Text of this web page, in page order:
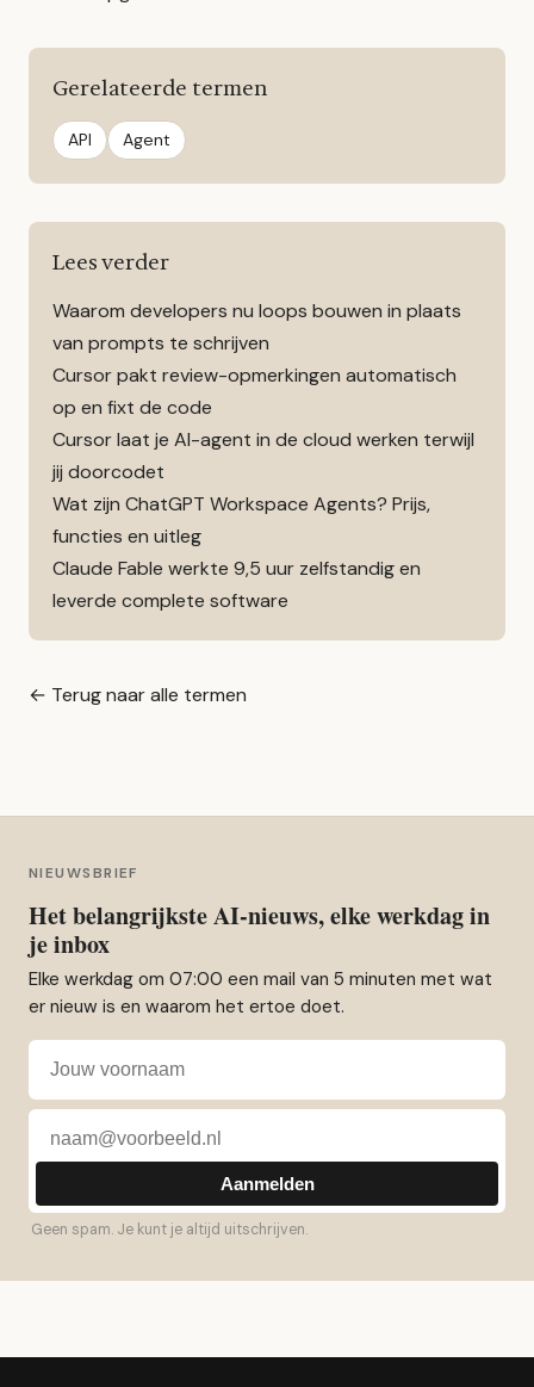
Gerelateerde termen
API Agent
Lees verder
Waarom developers nu loops bouwen in plaats
van prompts te schrijven
Cursor pakt review-opmerkingen automatisch
op en fixt de code
Cursor laat je AI-agent in de cloud werken terwijl
jij doorcodet
Wat zijn ChatGPT Workspace Agents? Prijs,
functies en uitleg
Claude Fable werkte 9,5 uur zelfstandig en
leverde complete software
← Terug naar alle termen
NIEUWSBRIEF
Het belangrijkste AI-nieuws, elke werkdag in
je inbox
Elke werkdag om 07:00 een mail van 5 minuten met wat
er nieuw is en waarom het ertoe doet.
Aanmelden
Geen spam. Je kunt je altijd uitschrijven.